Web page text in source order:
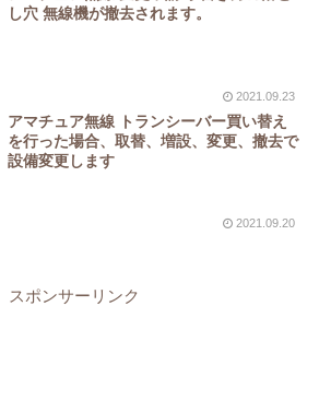
し穴 無線機が撤去されます。
2021.09.23
アマチュア無線 トランシーバー買い替え
を行った場合、取替、増設、変更、撤去で
設備変更します
2021.09.20
スポンサーリンク